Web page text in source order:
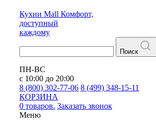
Кухни Mall Комфорт,
доступный
каждому
Поиск
ПН-ВС
с 10:00 до 20:00
8 (800) 302-77-06 8 (499) 348-15-11
КОРЗИНА
0 товаров. Заказать звонок
Меню